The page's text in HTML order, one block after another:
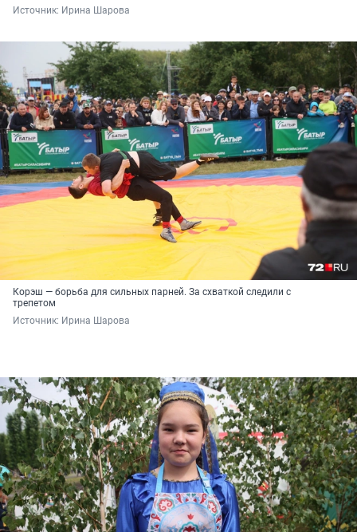
Источник: Ирина Шарова
Корэш — борьба для сильных парней. За схваткой следили с
трепетом
Источник: Ирина Шарова